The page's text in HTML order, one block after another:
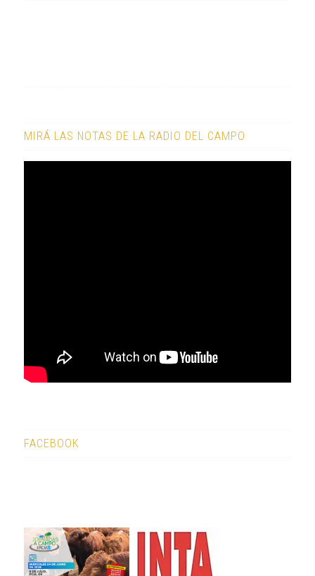
MIRÁ LAS NOTAS DE LA RADIO DEL CAMPO
FACEBOOK